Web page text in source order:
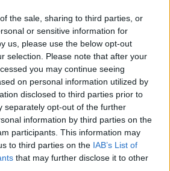
the sale, sharing to third parties, or
or sensitive information for
us, please use the below opt-out
selection. Please note that after your
you may continue seeing
on personal information utilized by
disclosed to third parties prior to
separately opt-out of the further
information by third parties on the
participants. This information may
to third parties on the IAB’s List of
that may further disclose it to other
on silti koettu tätäkin kylmempiä ja
päiviä. Esimerkiksi vuoden 2010
käväisi alimmillaan -9 asteessa ja
joulukuussa hätyyteltiin eräänä
päivänä 24 asteen lukemia.
Miten lämmintä
ollut...
Maaliskuussa